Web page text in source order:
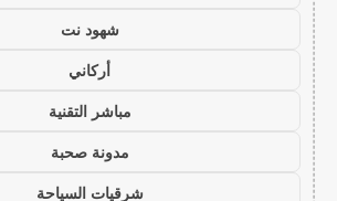
شهود نت
أركاني
مباشر التقنية
مدونة صحبة
شرقيات السياحة